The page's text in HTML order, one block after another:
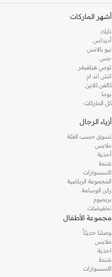
أشهر الماركات
نايك
أديداس
نيو بالانس
جس
تومي هيلفيغر
اتش اند ام
كالفن كلاين
بوما
كل الماركات
أزياء الرجال
تسوق حسب الفئة
ملابس
أحذية
شنط
اكسسوارات
المجموعة الرياضية
ركن الوسامة
بريميوم
تخفيضات
مجموعة الأطفال
وصلنا حديثاً
ملابس
احذية
شنط
اكسسوارات